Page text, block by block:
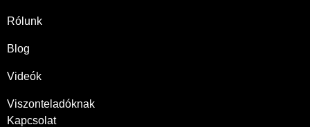
Rólunk
Blog
Videók
Viszonteladóknak
Kapcsolat